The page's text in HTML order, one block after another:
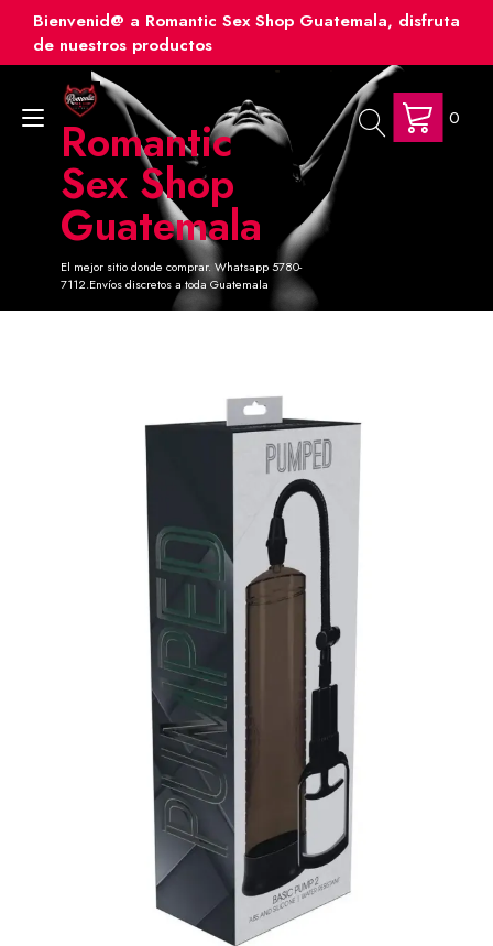
contenido
Bienvenid@ a Romantic Sex Shop Guatemala, disfruta
de nuestros productos
Romantic
Sex Shop
Guatemala
El mejor sitio donde comprar. Whatsapp 5780-
7112.Envíos discretos a toda Guatemala
Alternar
navegación
0